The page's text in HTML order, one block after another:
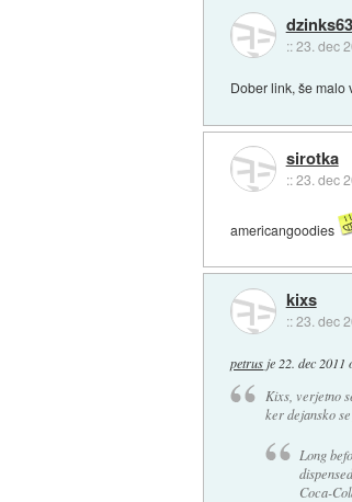
dzinks63
::23. dec
Dober link, še malo
sirotka
::23. dec
americangoodies
kixs
::23. dec
petrus je 22. dec 2011
Kixs, verjetno
ker dejansko
Long
Coca-